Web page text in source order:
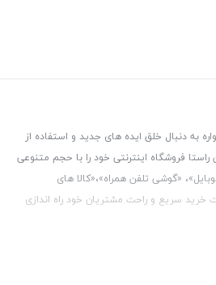
به دنبال خلق ایده های جدید و استفاده از
راستا فروشگاه اینترنتی خود را با حجم متنوعی
«گوشی تلفن همراه»،«کالا های
خرید سریع و راحت مشتریان خود راه اندازی
تا کالاهایی با کیفیت و با حداقل قیمت